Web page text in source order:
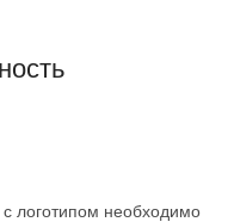
с логотипом необходимо